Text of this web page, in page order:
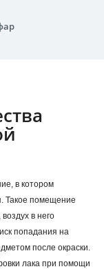
в котором
Такое помещение
в него
попадания на
после окраски.
лака при помощи